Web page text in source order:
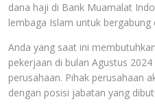
dana haji di Bank Muamalat
lembaga Islam untuk
Anda yang saat ini
pekerjaan di bulan Agustus
perusahaan. Pihak perusahaan
dengan posisi jabatan yang